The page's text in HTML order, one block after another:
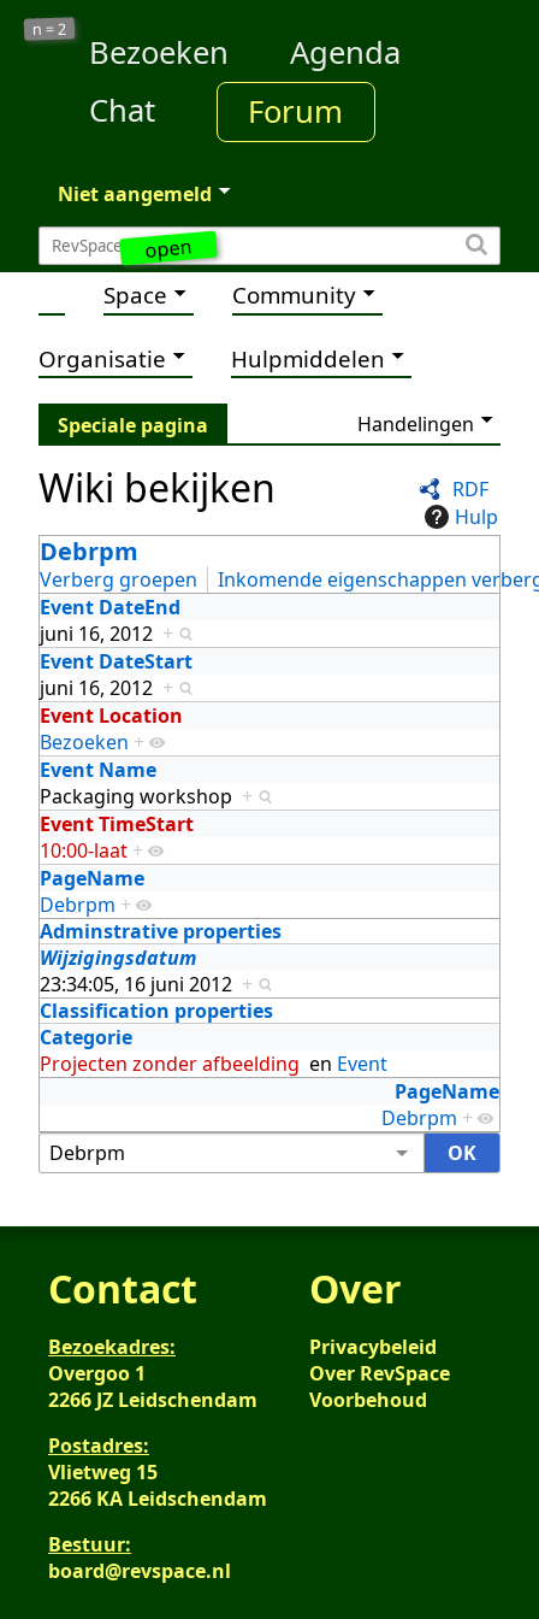
open
n =2
Bezoeken
Agenda
Chat
Forum
Niet aangemeld
Space Community
Organisatie Hulpmiddelen
Speciale pagina Handelingen
RDF
Hulp
Wiki bekijken
Debrpm
Verberg groepen
Inkomende eigenschappen
Event DateEnd
juni 16, 2012 +
Event DateStart
juni 16, 2012 +
Event Location
Bezoeken +
Event Name
Packaging workshop +
Event TimeStart
10:00-laat +
PageName
Debrpm +
Adminstrative properties
Wijzigingsdatum
23:34:05, 16 juni 2012 +
Classification properties
Categorie
Projecten zonder afbeelding en Event
PageName
Debrpm +
Contact
Bezoekadres:
Overgoo 1
2266 JZ Leidschendam
Postadres:
Vlietweg 15
2266 KA Leidschendam
Bestuur:
board@revspace.nl
Over
Privacybeleid
Over RevSpace
Voorbehoud